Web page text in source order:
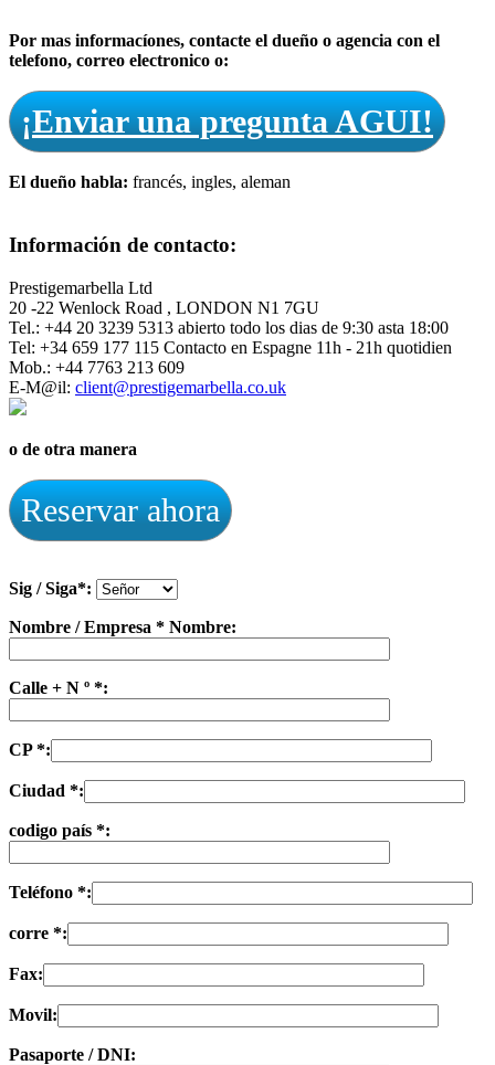
Por mas informacíones, contacte el dueño o agencia con el
telefono, correo electronico o:
¡Enviar una pregunta AGUI!
El dueño habla: francés, ingles, aleman
Información de contacto:
Prestigemarbella Ltd
20 -22 Wenlock Road , LONDON N1 7GU
Tel.: +44 20 3239 5313 abierto todo los dias de 9:30 asta 18:00
Tel: +34 659 177 115 Contacto en Espagne 11h - 21h quotidien
Mob.: +44 7763 213 609
E-M@il: client@prestigemarbella.co.uk
o de otra manera
Reservar ahora
Sig / Siga*:
Nombre / Empresa * Nombre:
Calle + N º *:
CP *:
Ciudad *:
codigo país *:
Teléfono *:
corre *:
Fax:
Movil:
Pasaporte / DNI: